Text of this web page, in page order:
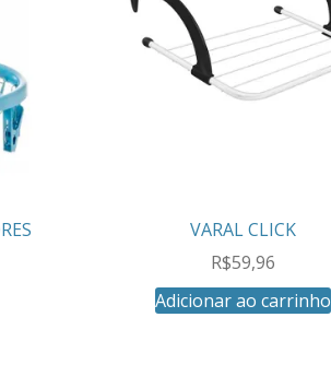
VARAL CLICK
R$59,96
Adicionar ao carrinho